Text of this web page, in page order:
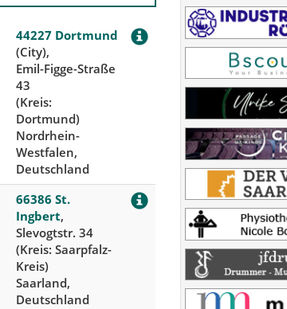
44227 Dortmund
(City),
Emil-Figge-Straße
43
(Kreis:
Dortmund)
Nordrhein-
Westfalen,
Deutschland
66386 St.
Ingbert,
Slevogtstr. 34
(Kreis: Saarpfalz-
Kreis)
Saarland,
Deutschland